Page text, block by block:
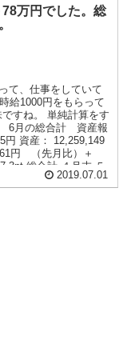
万円でした。総
て、仕事をしていて
給1000円をもらって
すね。 単純計算をす
6月の総合計 資産報
円 資産： 12,259,149
円 （先月比）＋
総合計 ４月末 ５
10,512,788
12,259,149 929,431 c
2019.07.01